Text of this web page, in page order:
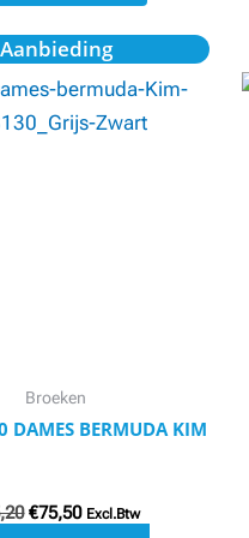
Aanbieding
Broeken
DAMES BERMUDA KIM
Oorspronkelijke
prijs
was:
€85,20.
€75,50
Huidige
prijs
is:
€75,50.
Excl.Btw
Dit
product
heeft
meerdere
de